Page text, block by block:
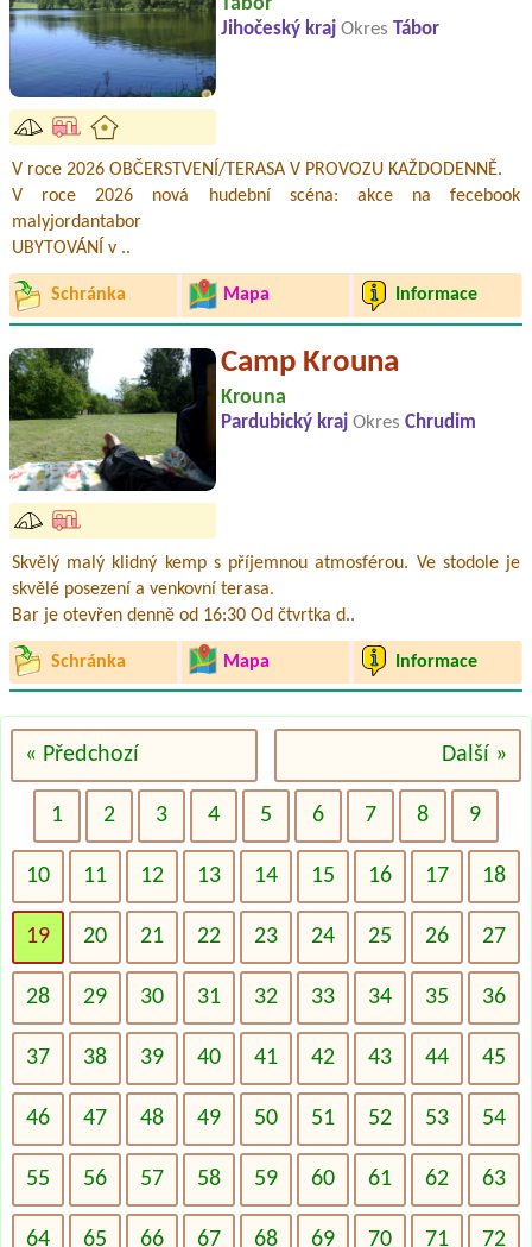
Jihočeský kraj Okres Tábor
V roce 2026 OBČERSTVENÍ/TERASA V PROVOZU KAŽDODENNĚ.
V roce 2026 nová hudební scéna: akce na fecebook
malyjordantabor
UBYTOVÁNÍ v ..
Schránka Mapa Informace
Camp Krouna
Krouna
Pardubický kraj Okres Chrudim
Skvělý malý klidný kemp s příjemnou atmosférou. Ve stodole je
skvělé posezení a venkovní terasa.
Bar je otevřen denně od 16:30 Od čtvrtka d..
Schránka Mapa Informace
« Předchozí Další »
1 2 3 4 5 6 7 8 9
10 11 12 13 14 15 16 17 18
19 20 21 22 23 24 25 26 27
28 29 30 31 32 33 34 35 36
37 38 39 40 41 42 43 44 45
46 47 48 49 50 51 52 53 54
55 56 57 58 59 60 61 62 63
64 65 66 67 68 69 70 71 72